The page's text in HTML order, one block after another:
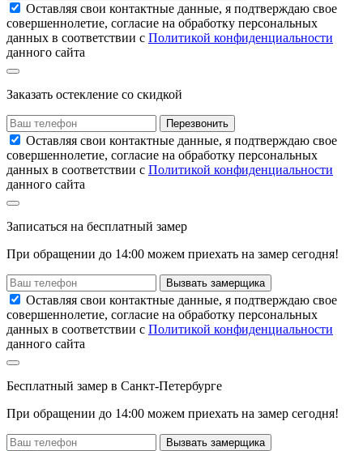
Оставляя свои контактные данные, я подтверждаю свое
совершеннолетие, согласие на обработку персональных
данных в соответствии с Политикой конфиденциальности
данного сайта
Заказать остекление со скидкой
Перезвонить
Оставляя свои контактные данные, я подтверждаю свое
совершеннолетие, согласие на обработку персональных
данных в соответствии с Политикой конфиденциальности
данного сайта
Записаться на бесплатный замер
При обращении до 14:00 можем приехать на замер сегодня!
Вызвать замерщика
Оставляя свои контактные данные, я подтверждаю свое
совершеннолетие, согласие на обработку персональных
данных в соответствии с Политикой конфиденциальности
данного сайта
Бесплатный замер в Санкт-Петербурге
При обращении до 14:00 можем приехать на замер сегодня!
Вызвать замерщика